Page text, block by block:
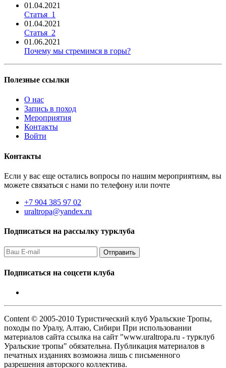
01.04.2021
Статья_1
01.04.2021
Статья_2
01.06.2021
Почему мы стремимся в горы?
Полезные ссылки
О нас
Запись в поход
Мероприятия
Контакты
Войти
Контакты
Если у вас еще остались вопросы по нашим мероприятиям, вы
можете связаться с нами по телефону или почте
+7 904 385 97 02
uraltropa@yandex.ru
Подписаться на рассылку турклуба
Подписаться на соцсети клуба
Content © 2005-2010 Туристический клуб Уральские Тропы,
походы по Уралу, Алтаю, Сибири При использовании
материалов сайта ссылка на сайт "www.uraltropa.ru - турклуб
Уральские тропы" обязательна. Публикация материалов в
печатных изданиях возможна лишь с письменного
разрешения авторского коллектива.